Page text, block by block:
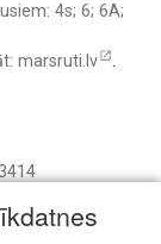
4s; 6; 6A;
marsruti.lv .